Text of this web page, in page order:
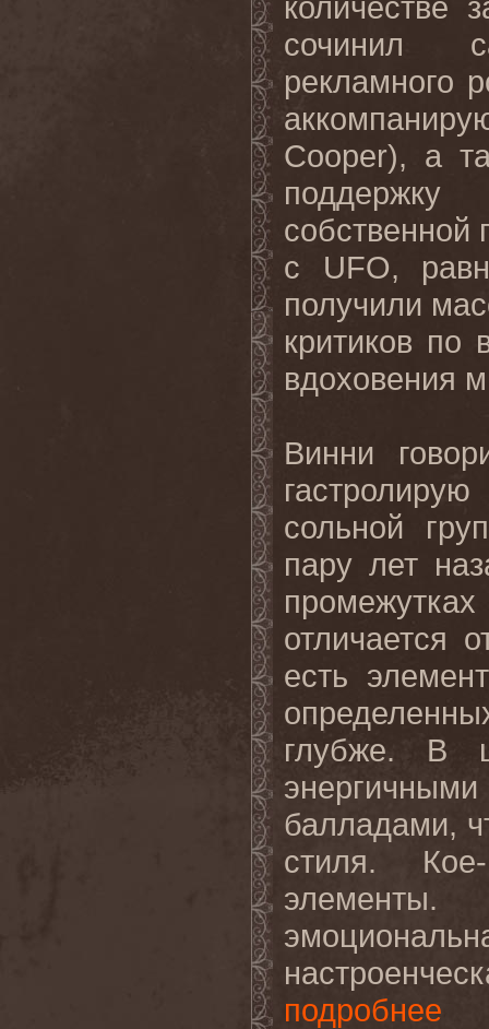
сочинил
рекламного
Cooper), а
собственной
с UFO,
получили
критиков по
вдоховения
Винни
сольной
пару лет
отличается
есть
глубже. В
балладами,
стиля.
подробнее